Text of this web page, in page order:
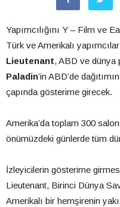
Yapımcılığını Y – Film ve
Türk ve Amerikalı
Lieutenant, ABD ve dünya
Paladin’in ABD’de
çapında gösterime girecek.
Amerika’da toplam 300
önümüzdeki günlerde tüm
İzleyicilerin gösterime
Lieutenant, Birinci Dünya
Amerikalı bir hemşirenin